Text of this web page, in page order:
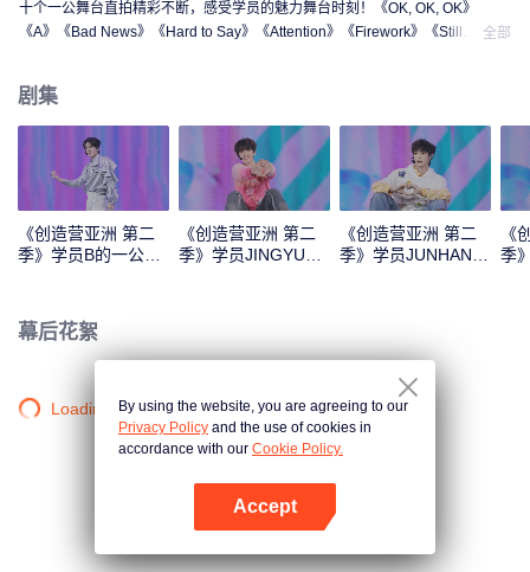
十个一公舞台直拍精彩不断，感受学员的魅力舞台时刻！《OK, OK, OK》
《A》《Bad News》《Hard to Say》《Attention》《Firework》《Still
全部
剧集
《创造营亚洲 第二
季》学员B的一公直
《创造营亚洲 第二
季》学员JINGYU的
《创造营亚洲 第二
季》学员JUNHAN的
《
季
幕后花絮
Loading…By using the website, you are agreeing to our
Privacy Policy and the use of cookies in
accordance with our Cookie Policy.
Accept